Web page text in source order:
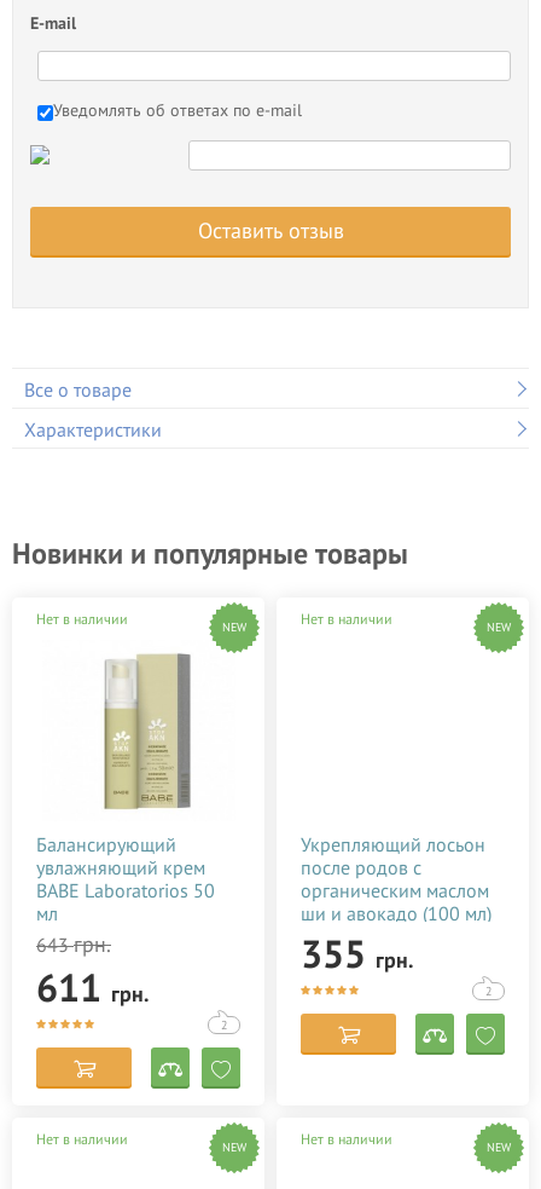
E-mail
Уведомлять об ответах по e-mail
Оставить отзыв
Все о товаре
Характеристики
Новинки и популярные товары
Нет в наличии NEW
Балансирующий
увлажняющий крем
BABE Laboratorios 50
мл
643грн.
611 грн.
2
Нет в наличии NEW
Укрепляющий лосьон
после родов с
органическим маслом
ши и авокадо (100 мл)
355 грн.
2
Нет в наличии NEW Нет в наличии NEW